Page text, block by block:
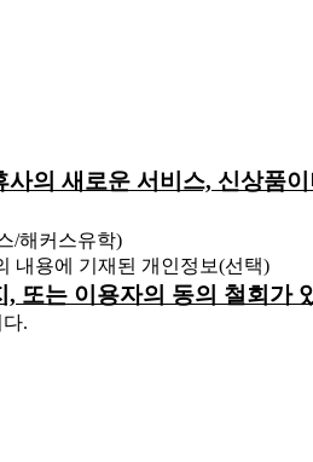
의 새로운 서비스, 신상품
/해커스유학)
내용에 기재된 개인정보(선택)
또는 이용자의 동의 철회가
.